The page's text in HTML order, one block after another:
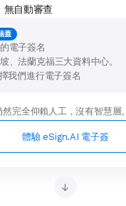
無自動審查
蓋
電子簽名
、法蘭克福三大資料中心。
我們進行電子簽名
完全仰賴人工，沒有智慧層。
體驗 eSign.AI 電子簽
→